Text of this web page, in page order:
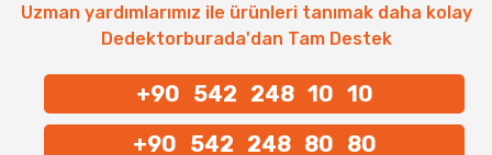
Uzman yardımlarımız ile ürünleri tanımak daha kolay
Dedektorburada'dan Tam Destek
+90 542 248 10 10
+90 542 248 80 80